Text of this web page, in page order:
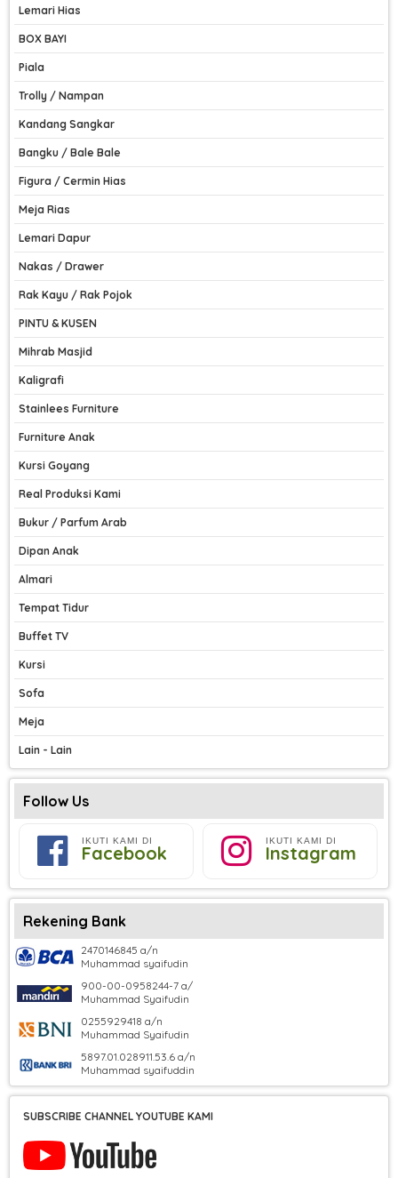
Lemari Hias
BOX BAYI
Piala
Trolly / Nampan
Kandang Sangkar
Bangku / Bale Bale
Figura / Cermin Hias
Meja Rias
Lemari Dapur
Nakas / Drawer
Rak Kayu / Rak Pojok
PINTU & KUSEN
Mihrab Masjid
Kaligrafi
Stainlees Furniture
Furniture Anak
Kursi Goyang
Real Produksi Kami
Bukur / Parfum Arab
Dipan Anak
Almari
Tempat Tidur
Buffet TV
Kursi
Sofa
Meja
Lain - Lain
Follow Us
IKUTI KAMI DI
Facebook
IKUTI KAMI DI
Instagram
Rekening Bank
2470146845 a/n
Muhammad syaifudin
900-00-0958244-7 a/
Muhammad Syaifudin
0255929418 a/n
Muhammad Syaifudin
5897.01.028911.53.6 a/n
Muhammad syaifuddin
SUBSCRIBE CHANNEL YOUTUBE KAMI